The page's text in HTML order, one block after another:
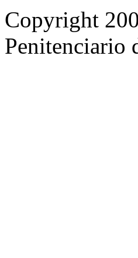
Copyright
Penitenciario